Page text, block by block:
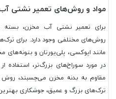
مواد و روش‌های تعمیر نشتی
برای تعمیر نشتی آب مخزن،
روش‌های مختلفی وجود دارد. برای
مانند اپوکسی، پلی‌یورتان و
در مورد سوراخ‌های بزرگ‌تر،
مقاوم به بدنه مخزن می‌چسبند،
ترک‌های بزرگ و عمیق، جوشکاری